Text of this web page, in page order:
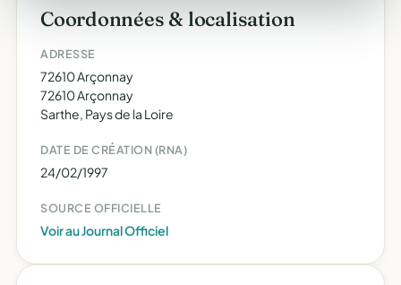
Coordonnées & localisation
ADRESSE
72610 Arçonnay
72610 Arçonnay
Sarthe, Pays de la Loire
DATE DE CRÉATION (RNA)
24/02/1997
SOURCE OFFICIELLE
Voir au Journal Officiel